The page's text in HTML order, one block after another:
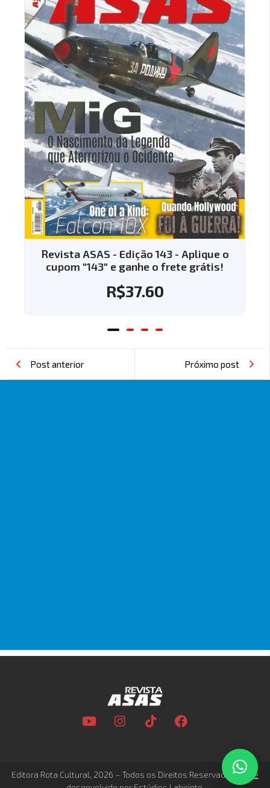
Revista ASAS - Edição 143 - Aplique o
cupom "143" e ganhe o frete grátis!
37.60
Post anterior Próximo post
Editora Rota Cultural, 2026 – Todos os Direitos Reservados –Site